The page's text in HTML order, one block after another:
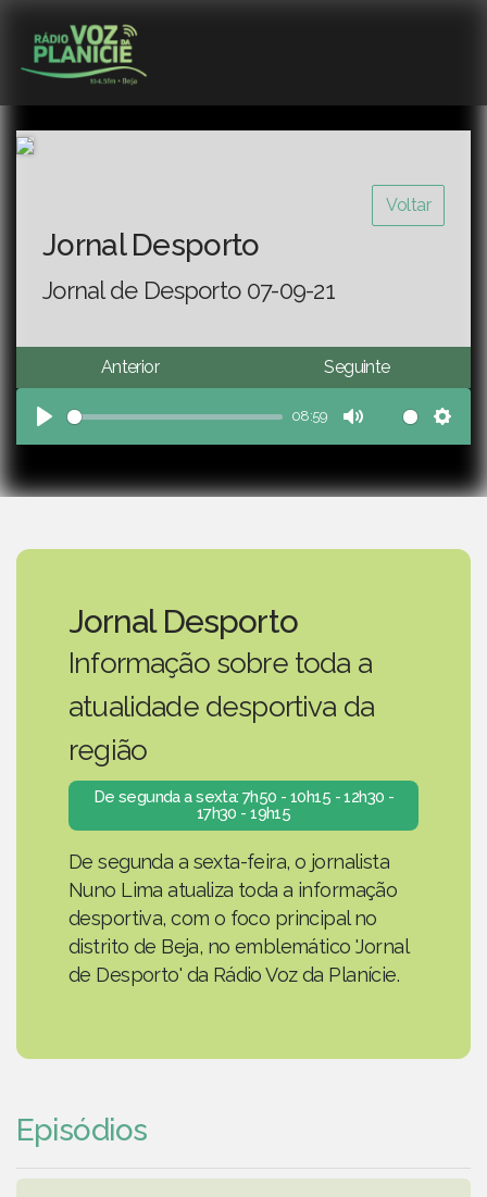
Voltar
Jornal Desporto
Jornal de Desporto 07-09-21
Anterior Seguinte
Play
08:59
Mute
Jornal Desporto
Informação sobre toda a
atualidade desportiva da
região
De segunda a sexta: 7h50 - 10h15 - 12h30 -
17h30 - 19h15
De segunda a sexta-feira, o jornalista
Nuno Lima atualiza toda a informação
desportiva, com o foco principal no
distrito de Beja, no emblemático 'Jornal
de Desporto' da Rádio Voz da Planície.
Episódios